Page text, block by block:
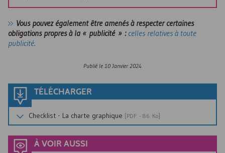
Vous pouvez également être amenés à respecter certaines
obligations propres à la « publicité » : celles relatives à toute
publicité.
Publié le 10 Janvier 2024
TÉLÉCHARGER
Checklist - La charte graphique [PDF - 86 Ko]
À VOIR AUSSI